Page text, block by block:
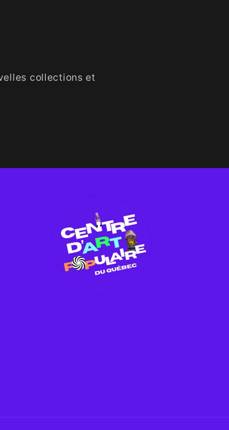
collections et